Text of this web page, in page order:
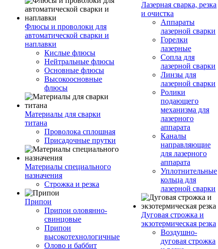
Флюсы и проволоки для
автоматической сварки и
наплавки
Кислые флюсы
Нейтральные флюсы
Основные флюсы
Высокоосновные
флюсы
Материалы для сварки
титана
Проволока сплошная
Присадочные прутки
Материалы специального
назначения
Строжка и резка
Припои
Припои оловянно-
свинцовые
Припои
высокотехнологичные
Олово и баббит
Лазерная сварка, резка
и очистка
Аппараты
лазерной сварки
Горелки
лазерные
Сопла для
лазерной сварки
Линзы для
лазерной сварки
Ролики
подающего
механизма для
лазерного
аппарата
Каналы
направляющие
для лазерного
аппарата
Уплотнительные
кольца для
лазерной сварки
Дуговая строжка и
экзотермическая резка
Воздушно-
дуговая строжка